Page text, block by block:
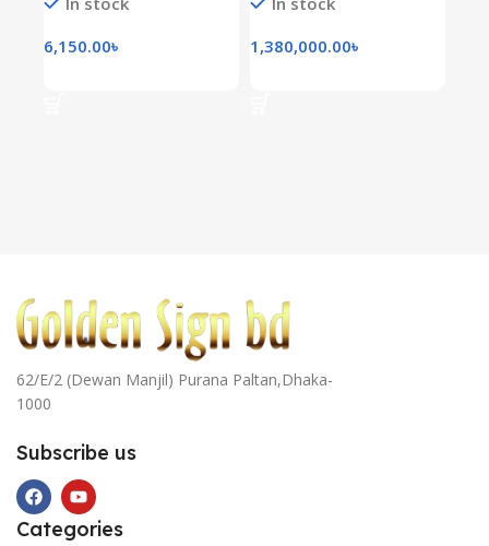
6,150.00৳
1,380,000.00৳
62/E/2 (Dewan Manjil) Purana Paltan,Dhaka-
1000
Subscribe us
Categories